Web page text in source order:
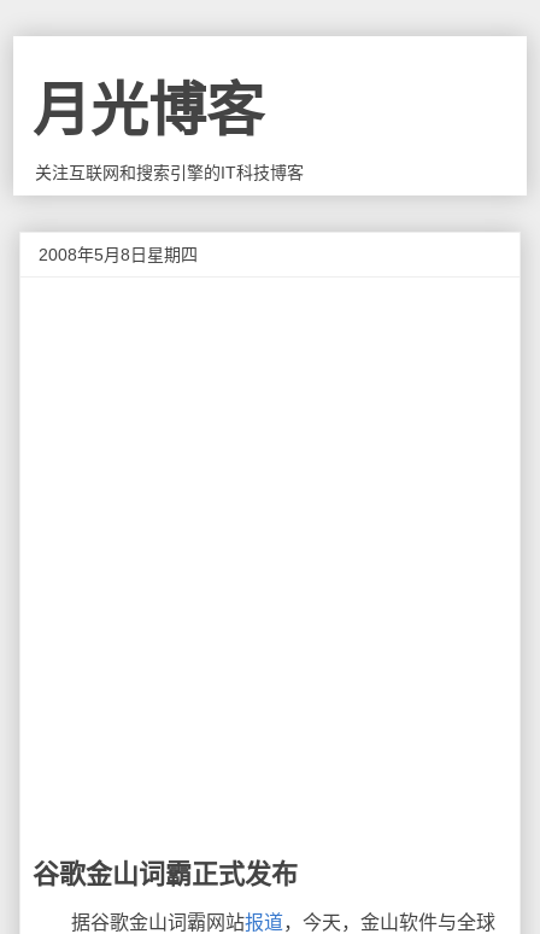
月光博客
关注互联网和搜索引擎的IT科技博客
2008年5月8日星期四
谷歌金山词霸正式发布
据谷歌金山词霸网站报道，今天，金山软件与全球